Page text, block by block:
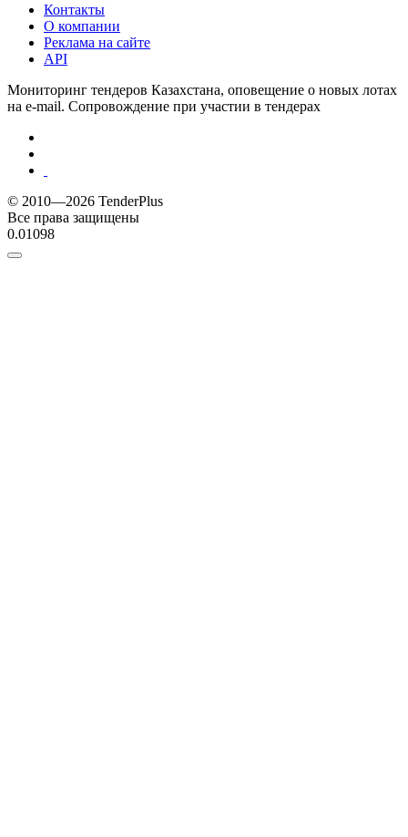
Контакты
О компании
Реклама на сайте
API
Мониторинг тендеров Казахстана, оповещение о новых лотах
на e-mail. Сопровождение при участии в тендерах
© 2010—2026 TenderPlus
Все права защищены
0.01098